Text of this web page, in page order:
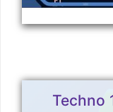
Techno